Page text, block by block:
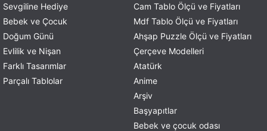
Sevgiline Hediye
Bebek ve Çocuk
Doğum Günü
Evlilik ve Nişan
Farklı Tasarımlar
Parçalı Tablolar
Cam Tablo Ölçü ve Fiyatları
Mdf Tablo Ölçü ve Fiyatları
Ahşap Puzzle Ölçü ve Fiyatları
Çerçeve Modelleri
Atatürk
Anime
Arşiv
Başyapıtlar
Bebek ve çocuk odası